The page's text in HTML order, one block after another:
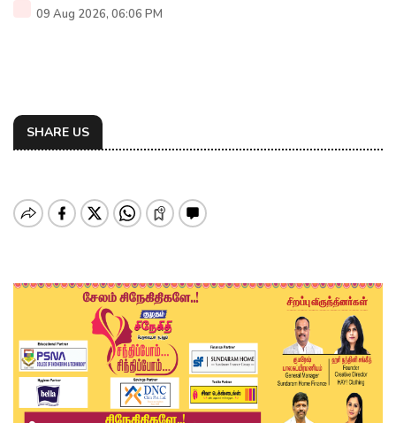
09 Aug 2026, 06:06 PM
SHARE US